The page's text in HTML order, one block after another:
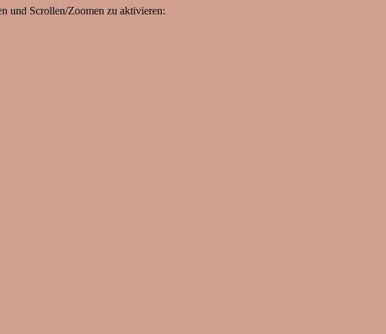
und Scrollen/Zoomen zu aktivieren: